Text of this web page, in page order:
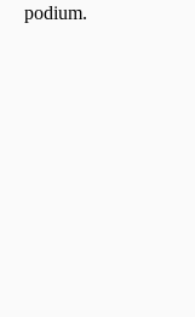
podium.